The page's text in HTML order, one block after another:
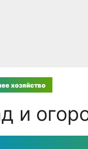
хозяйство
и